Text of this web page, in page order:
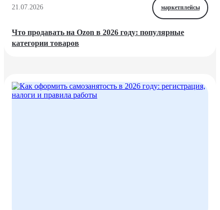
21.07.2026 маркетплейсы
Что продавать на Ozon в 2026 году: популярные
категории товаров